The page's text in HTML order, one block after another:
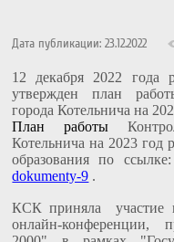
Дата публикации: 23.12.2022
12 декабря 2022 года
утвержден план
города Котельнича на
План работы
Котельнича на 2023 год
образования по ссылке:
dokumenty-9 .
КСК приняла участие
онлайн-конференции,